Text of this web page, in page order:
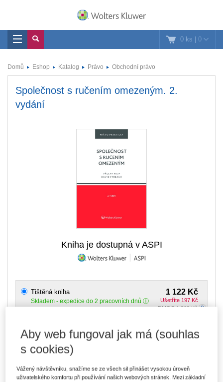
0 ks | 0
Domů Eshop Katalog Právo Obchodní právo
Společnost s ručením omezeným. 2.
vydání
Kniha je dostupná v ASPI
1 122 Kč
Ušetříte 197 Kč
DMOC 1 319 Kč
Tištěná kniha
Skladem - expedice do 2 pracovních dnů
954 Kč
E-kniha Smarteca + soubory ke stažení
V prodeji - ihned k dispozici
Co je Smarteca?
Kde najdu soubory e-knih?
Aby web fungoval jak má (souhlas
s cookies)
Vážený návštěvníku, snažíme se ze všech sil přinášet vysokou úroveň
uživatelského komfortu při používání našich webových stránek. Mezi základní